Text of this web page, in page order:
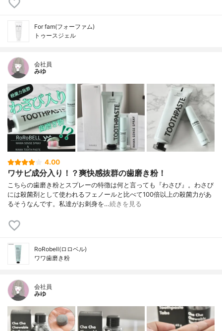
For fam(フォーファム)
トゥースジェル
会社員
みゆ
4.00
ワサビ成分入り！？爽快感抜群の歯磨き粉！
こちらの歯磨き粉とスプレーの特徴は何と言っても『わさび』。わさび
には殺菌剤として使われるフェノールと比べて100倍以上の殺菌力があ
るそうなんです。私達がお刺身を…続きを見る
RoRobell(ロロベル)
ワワ歯磨き粉
会社員
みゆ